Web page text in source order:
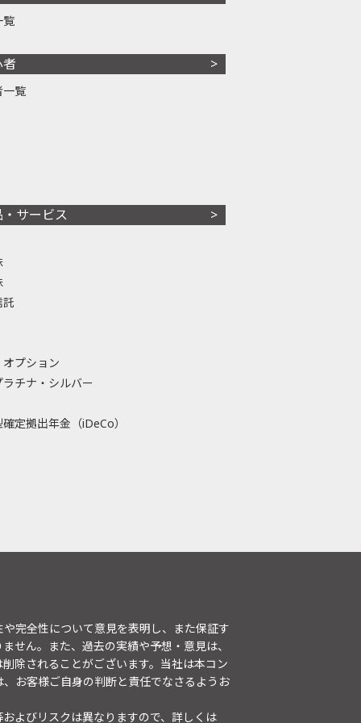
覧
一覧
サービス
託
プション
ラチナ・シルバー
定拠出年金（iDeCo）
完全性について意見を表明し、また保証す
せん。また、過去の実績や予想・意見は、
除されることがございます。当社は本コン
お客様ご自身の判断と責任でなさるようお
よびリスクは異なりますので、詳しくは